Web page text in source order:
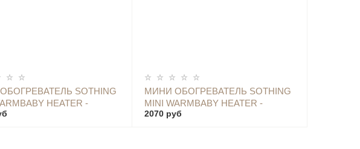
SOTHING
HEATER -
МИНИ ОБОГРЕВАТЕЛЬ SOTHING
MINI WARMBABY HEATER -
Z00053 PINK
2070 руб
ОПОВЕСТИТЬ